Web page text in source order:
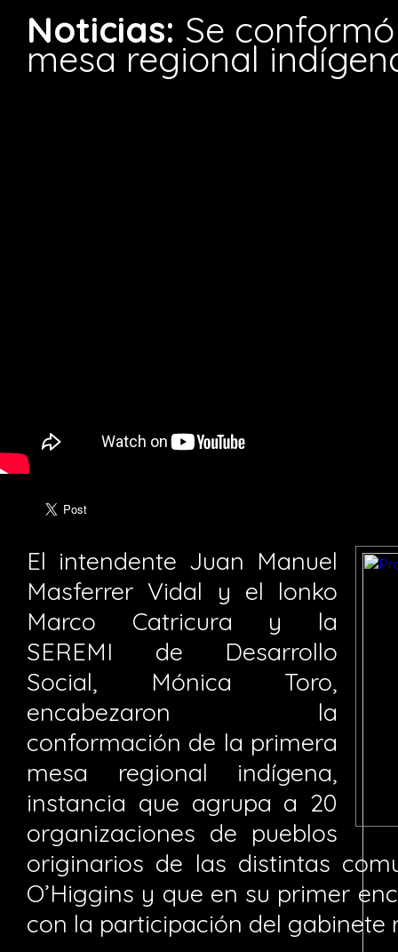
Noticias: Se
mesa regional
El intendente Juan Manuel
Masferrer Vidal y el lonko
Marco Catricura y la
SEREMI de Desarrollo
Social, Mónica Toro,
encabezaron la
conformación de la primera
mesa regional indígena,
instancia que agrupa a 20
organizaciones de pueblos
originarios de las distintas
O’Higgins y que en su primer
con la participación del gabinete